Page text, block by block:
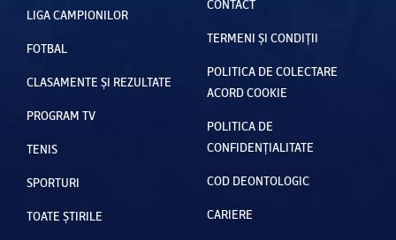
LIGA CAMPIONILOR
FOTBAL
CLASAMENTE ȘI REZULTATE
PROGRAM TV
TENIS
SPORTURI
TOATE ȘTIRILE
CONTACT
TERMENI ȘI CONDIȚII
POLITICA DE COLECTARE
ACORD COOKIE
POLITICA DE
CONFIDENȚIALITATE
COD DEONTOLOGIC
CARIERE